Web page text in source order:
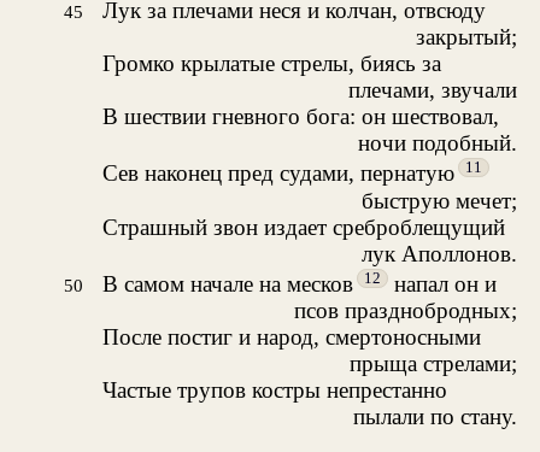
45
Лук за плечами неся и колчан, отвсюду
закрытый;
Громко крылатые стрелы, биясь за
плечами, звучали
В шествии гневного бога: он шествовал,
ночи подобный.
Сев наконец пред судами, пернатую
11
быструю мечет;
Страшный звон издает среброблещущий
лук Аполлонов.
50 В самом начале на месков 12 напал он и
псов празднобродных;
После постиг и народ, смертоносными
прыща стрелами;
Частые трупов костры непрестанно
пылали по стану.